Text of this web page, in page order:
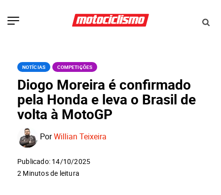
NOTÍCIAS COMPETIÇÕES
Diogo Moreira é confirmado
pela Honda e leva o Brasil de
volta à MotoGP
PorWillian Teixeira
Publicado: 14/10/2025
2 Minutos de leitura